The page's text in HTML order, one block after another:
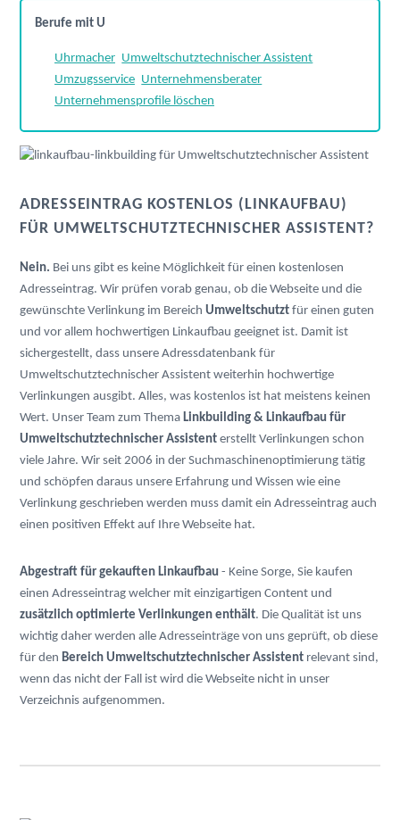
Berufe mit U
Uhrmacher Umweltschutztechnischer Assistent
Umzugsservice Unternehmensberater
Unternehmensprofile löschen
ADRESSEINTRAG KOSTENLOS (LINKAUFBAU)
FÜR UMWELTSCHUTZTECHNISCHER ASSISTENT?
Nein. Bei uns gibt es keine Möglichkeit für einen kostenlosen
Adresseintrag. Wir prüfen vorab genau, ob die Webseite und die
gewünschte Verlinkung im Bereich Umweltschutzt für einen guten
und vor allem hochwertigen Linkaufbau geeignet ist. Damit ist
sichergestellt, dass unsere Adressdatenbank für
Umweltschutztechnischer Assistent weiterhin hochwertige
Verlinkungen ausgibt. Alles, was kostenlos ist hat meistens keinen
Wert. Unser Team zum Thema Linkbuilding & Linkaufbau für
Umweltschutztechnischer Assistent erstellt Verlinkungen schon
viele Jahre. Wir seit 2006 in der Suchmaschinenoptimierung tätig
und schöpfen daraus unsere Erfahrung und Wissen wie eine
Verlinkung geschrieben werden muss damit ein Adresseintrag auch
einen positiven Effekt auf Ihre Webseite hat.
Abgestraft für gekauften Linkaufbau - Keine Sorge, Sie kaufen
einen Adresseintrag welcher mit einzigartigen Content und
zusätzlich optimierte Verlinkungen enthält. Die Qualität ist uns
wichtig daher werden alle Adresseinträge von uns geprüft, ob diese
für den Bereich Umweltschutztechnischer Assistent relevant sind,
wenn das nicht der Fall ist wird die Webseite nicht in unser
Verzeichnis aufgenommen.